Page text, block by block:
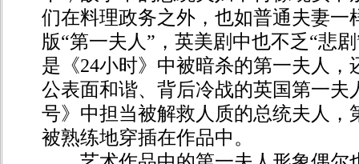
们在料理政务之外，也如普通夫妻一
版“第一夫人”，英美剧中也不乏“悲
是《24小时》中被暗杀的第一夫人，
公表面和谐、背后冷战的英国第一夫
号》中担当被解救人质的总统夫人，
被熟练地穿插在作品中。